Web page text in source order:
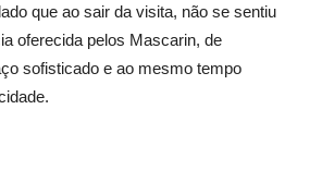
que ao sair da visita, não se sentiu
oferecida pelos Mascarin, de
sofisticado e ao mesmo tempo